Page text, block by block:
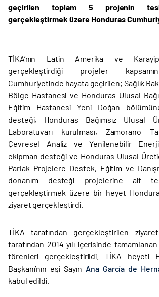
geçirilen toplam 5 projenin
gerçekleştirmek üzere Honduras
TİKA’nın Latin Amerika ve
gerçekleştirdiği projeler
Cumhuriyetinde hayata geçirilen; Sağlık
Bölge Hastanesi ve Honduras Ulusal
Eğitim Hastanesi Yeni Doğan
desteği, Honduras Bağımsız Ulusal
Laboratuvarı kurulması, Zamorano
Çevresel Analiz ve Yenilenebilir Enerji
ekipman desteği ve Honduras Ulusal
Parlak Projelere Destek, Eğitim ve
donanım desteği projelerine ait
gerçekleştirmek üzere bir heyet
ziyaret gerçekleştirdi.
TİKA tarafından gerçekleştirilen ziyaret
tarafından 2014 yılı içerisinde
törenleri gerçekleştirildi. TİKA heyeti
Başkanı’nın eşi Sayın Ana García de
kabul edildi.